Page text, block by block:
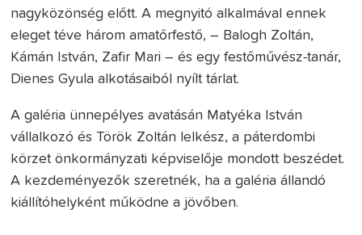
nagyközönség előtt. A megnyitó alkalmával ennek
eleget téve három amatőrfestő, – Balogh Zoltán,
Kámán István, Zafir Mari – és egy festőművész-tanár,
Dienes Gyula alkotásaiból nyílt tárlat.
A galéria ünnepélyes avatásán Matyéka István
vállalkozó és Török Zoltán lelkész, a páterdombi
körzet önkormányzati képviselője mondott beszédet.
A kezdeményezők szeretnék, ha a galéria állandó
kiállítóhelyként működne a jövőben.